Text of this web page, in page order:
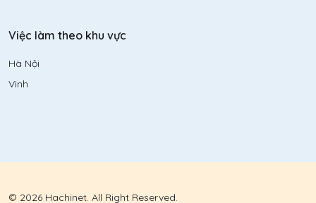
Việc làm theo khu vực
Hà Nội
Vinh
© 2026 Hachinet. All Right Reserved.